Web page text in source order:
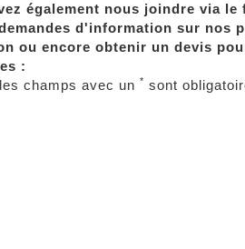
également nous joindre via
d'information sur nos
ou encore obtenir un devis
:
champs avec un * sont